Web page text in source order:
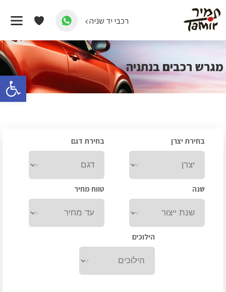
רכבי יד שניה
דף הבית
מגרש רכבים בנתניה
בחירת יצרן בחירת דגם
שנה טווח מחיר
הילוכים